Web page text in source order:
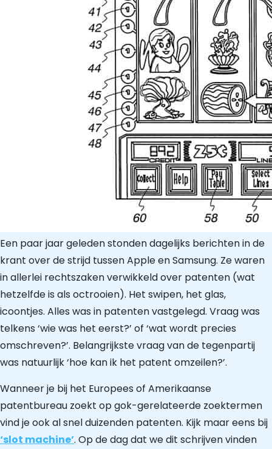
Een paar jaar geleden stonden dagelijks berichten in de
krant over de strijd tussen Apple en Samsung. Ze waren
in allerlei rechtszaken verwikkeld over patenten (wat
hetzelfde is als octrooien). Het swipen, het glas,
icoontjes. Alles was in patenten vastgelegd. Vraag was
telkens ‘wie was het eerst?’ of ‘wat wordt precies
omschreven?’. Belangrijkste vraag van de tegenpartij
was natuurlijk ‘hoe kan ik het patent omzeilen?’.
Wanneer je bij het Europees of Amerikaanse
patentbureau zoekt op gok-gerelateerde zoektermen
vind je ook al snel duizenden patenten. Kijk maar eens bij
‘slot machine’. Op de dag dat we dit schrijven vinden